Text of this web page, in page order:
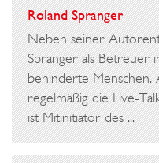
Roland Spranger
Neben seiner
Spranger als Betreuer
behinderte
regelmäßig die Live-
ist Mitinitiator des ...